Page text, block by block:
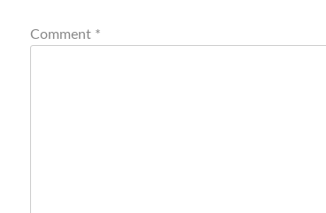
Comment *